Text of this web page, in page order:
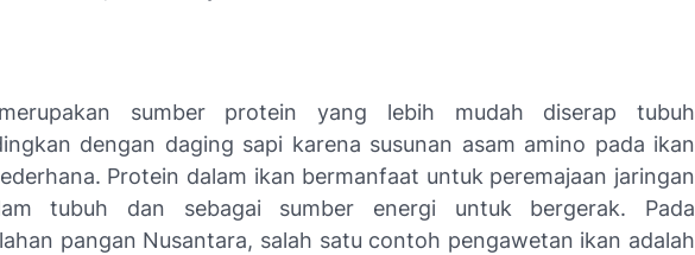
sumber protein yang lebih mudah diserap tubuh
dengan daging sapi karena susunan asam amino pada ikan
Protein dalam ikan bermanfaat untuk peremajaan jaringan
tubuh dan sebagai sumber energi untuk bergerak. Pada
pangan Nusantara, salah satu contoh pengawetan ikan adalah